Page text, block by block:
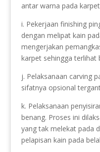
antar warna pada
i. Pekerjaan finishing
dengan melipat kain
mengerjakan
karpet sehingga terlihat
j. Pelaksanaan carving
sifatnya opsional
k. Pelaksanaan
benang. Proses ini
yang tak melekat pada
pelapisan kain pada